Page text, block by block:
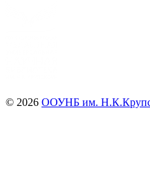
© 2026 ООУНБ им.